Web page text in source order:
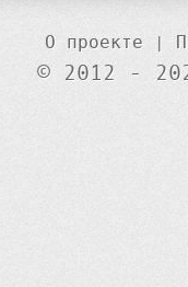
О проекте |
© 2012 -